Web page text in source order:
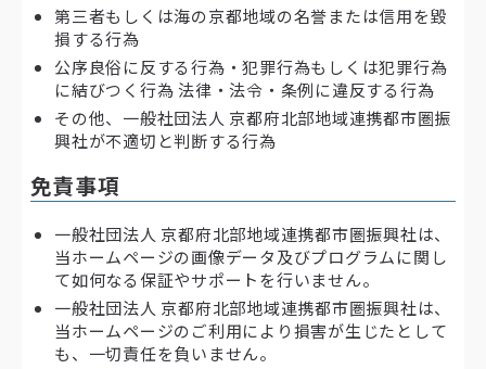
第三者もしくは海の京都地域の名誉または信用を毀
損する行為
公序良俗に反する行為・犯罪行為もしくは犯罪行為
に結びつく行為 法律・法令・条例に違反する行為
その他、一般社団法人 京都府北部地域連携都市圏振
興社が不適切と判断する行為
免責事項
一般社団法人 京都府北部地域連携都市圏振興社は、
当ホームページの画像データ及びプログラムに関し
て如何なる保証やサポートを行いません。
一般社団法人 京都府北部地域連携都市圏振興社は、
当ホームページのご利用により損害が生じたとして
も、一切責任を負いません。